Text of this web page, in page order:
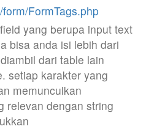
FormTags.php
yang berupa input text
bisa anda isi lebih dari
dari table lain
setiap karakter yang
memunculkan
relevan dengan string